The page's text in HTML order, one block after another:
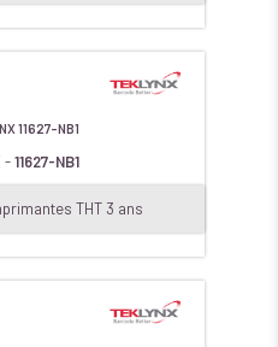
-11627-NB1
THT 3 ans